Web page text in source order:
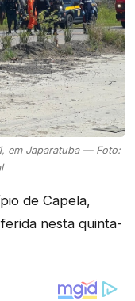
em Japaratuba — Foto:
de Capela,
nesta quinta-